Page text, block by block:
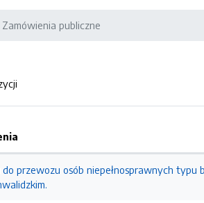
Zamówienia publiczne
do przewozu osób niepełnosprawnych